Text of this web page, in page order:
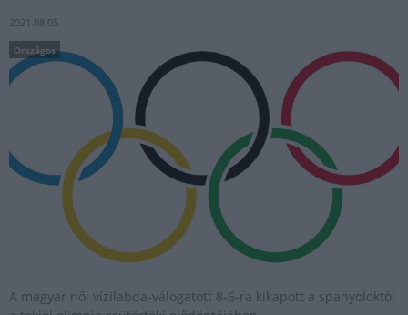
2021.08.05
Országos
A magyar női vízilabda-válogatott 8-6-ra kikapott a spanyoloktól